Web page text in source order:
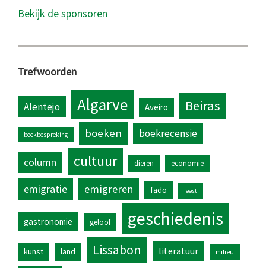
Bekijk de sponsoren
Trefwoorden
Alentejo Algarve Aveiro Beiras
boekbespreking boeken boekrecensie
column cultuur dieren economie
emigratie emigreren fado feest
gastronomie geloof geschiedenis
kunst land Lissabon literatuur milieu